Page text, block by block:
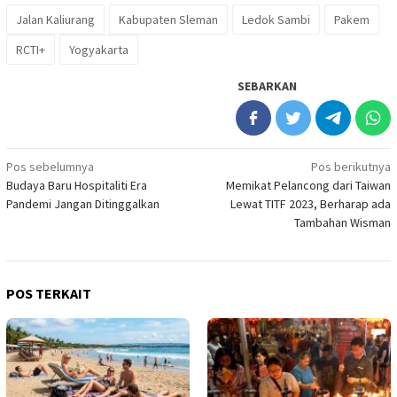
Jalan Kaliurang Kabupaten Sleman Ledok Sambi
Pakem
RCTI+
Yogyakarta
SEBARKAN
Navigasi
pos
Pos sebelumnya
Budaya Baru Hospitaliti Era
Pandemi Jangan Ditinggalkan
Pos berikutnya
Memikat Pelancong dari Taiwan
Lewat TITF 2023, Berharap ada
Tambahan Wisman
POS TERKAIT